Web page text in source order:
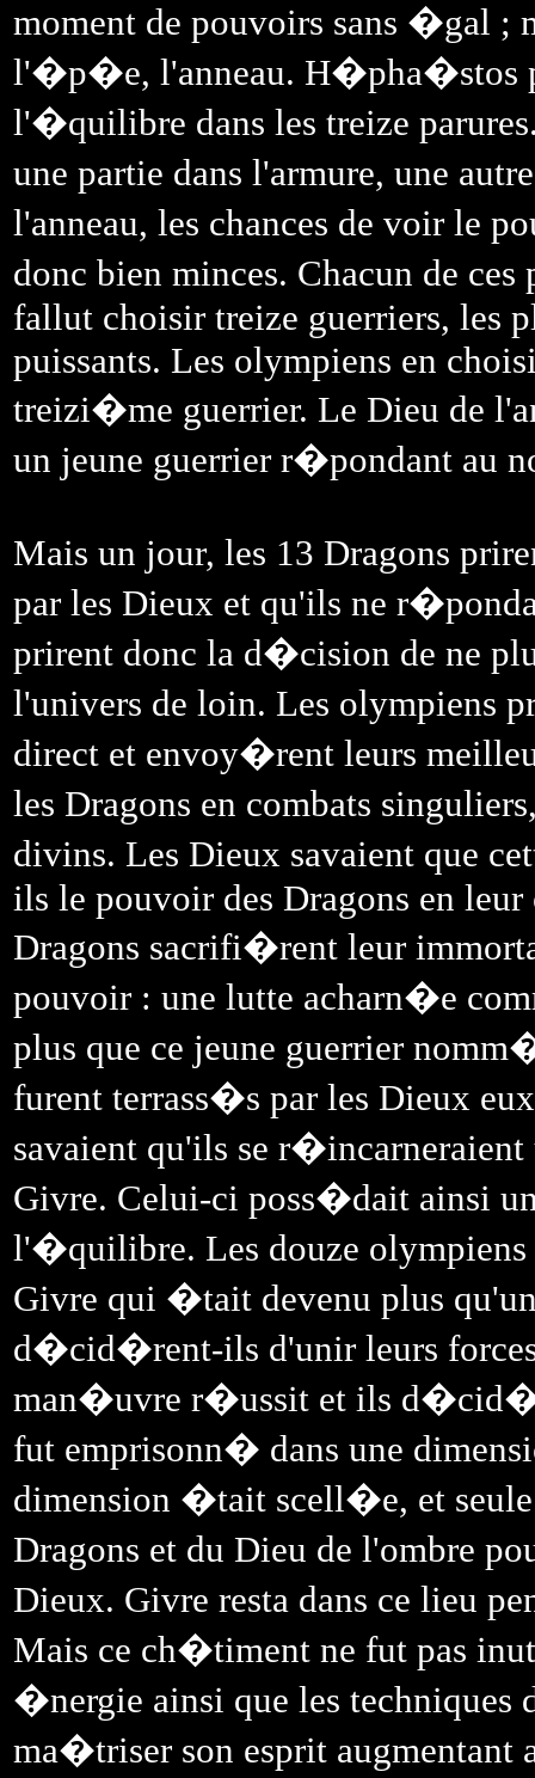
moment de pouvoirs sans �gal
l'�p�e, l'anneau. H�pha�stos
l'�quilibre dans les treize
une partie dans l'armure, une
l'anneau, les chances de voir le
donc bien minces. Chacun de
fallut choisir treize guerriers, les
puissants. Les olympiens en
treizi�me guerrier. Le Dieu de
un jeune guerrier r�pondant au
Mais un jour, les 13 Dragons
par les Dieux et qu'ils ne
prirent donc la d�cision de ne
l'univers de loin. Les olympiens
direct et envoy�rent leurs
les Dragons en combats
divins. Les Dieux savaient que
ils le pouvoir des Dragons en
Dragons sacrifi�rent leur
pouvoir : une lutte acharn�e
plus que ce jeune guerrier
furent terrass�s par les Dieux
savaient qu'ils se
Givre. Celui-ci poss�dait ainsi
l'�quilibre. Les douze
Givre qui �tait devenu plus
d�cid�rent-ils d'unir leurs
man�uvre r�ussit et ils
fut emprisonn� dans une
dimension �tait scell�e, et
Dragons et du Dieu de l'ombre
Dieux. Givre resta dans ce lieu
Mais ce ch�timent ne fut pas
�nergie ainsi que les techniques
ma�triser son esprit